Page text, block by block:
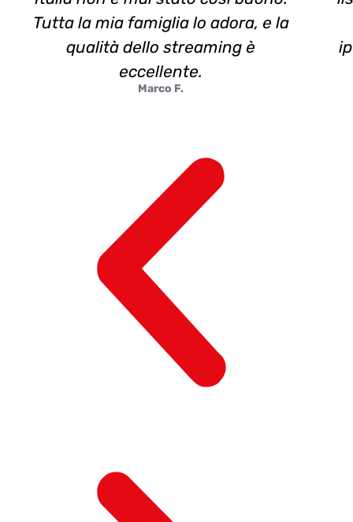
Tutta la mia famiglia lo adora, e la
qualità dello streaming è
eccellente.
Marco F.